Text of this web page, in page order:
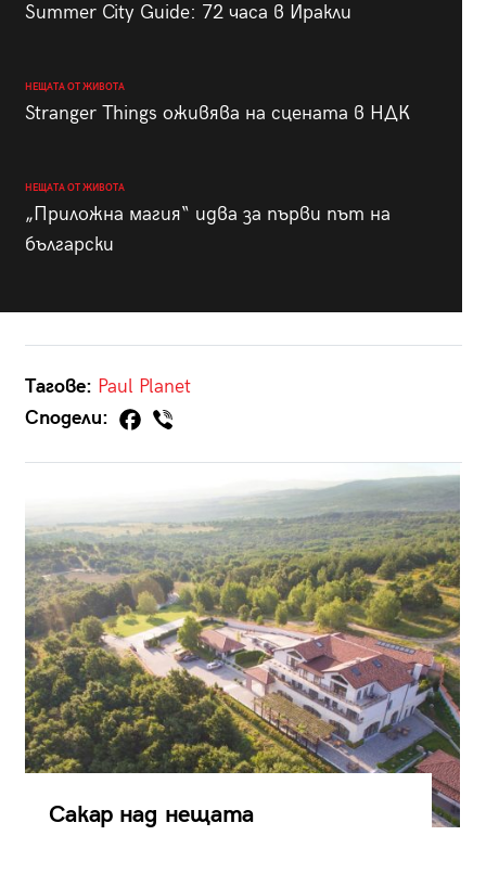
Summer City Guide: 72 часа в Иракли
НЕЩАТА ОТ ЖИВОТА
Stranger Things оживява на сцената в НДК
НЕЩАТА ОТ ЖИВОТА
„Приложна магия“ идва за първи път на
български
Тагове: Paul Planet
Сподели:
Сакар над нещата